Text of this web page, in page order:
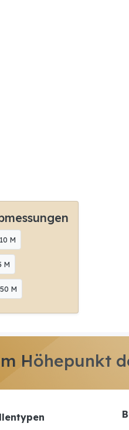
M
M
M
Höhepunkt